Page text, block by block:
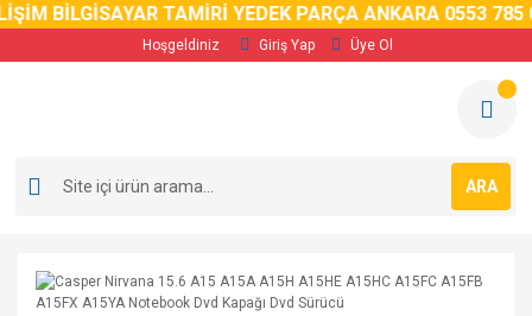
BİLGİSAYAR TAMİRİ YEDEK PARÇA ANKARA 0553 785 02
Hoşgeldiniz Giriş Yap Üye Ol
ARA